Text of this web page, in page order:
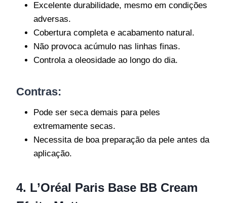
Excelente durabilidade, mesmo em condições
adversas.
Cobertura completa e acabamento natural.
Não provoca acúmulo nas linhas finas.
Controla a oleosidade ao longo do dia.
Contras:
Pode ser seca demais para peles
extremamente secas.
Necessita de boa preparação da pele antes da
aplicação.
4. L’Oréal Paris Base BB Cream